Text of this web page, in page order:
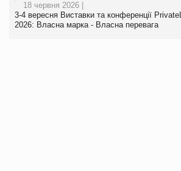
18 червня 2026 |
3-4 вересня Виставки та конференції
2026: Власна марка - Власна перевага